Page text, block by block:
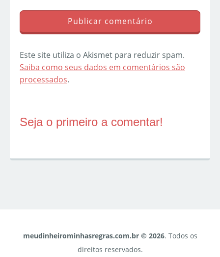
Este site utiliza o Akismet para reduzir spam.
Saiba como seus dados em comentários são
processados.
Seja o primeiro a comentar!
meudinheirominhasregras.com.br © 2026. Todos os
direitos reservados.